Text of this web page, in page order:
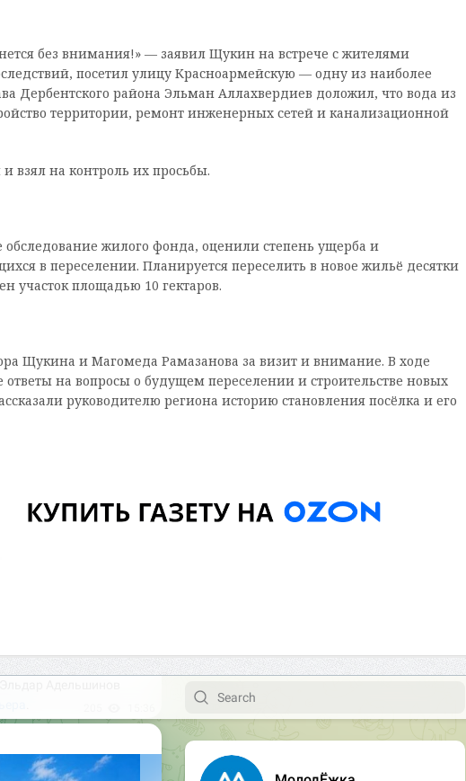
без внимания!» — заявил Щукин на встрече с жителями
посетил улицу Красноармейскую — одну из наиболее
Дербентского района Эльман Аллахвердиев доложил, что вода из
территории, ремонт инженерных сетей и канализационной
на контроль их просьбы.
жилого фонда, оценили степень ущерба и
в переселении. Планируется переселить в новое жильё десятки
участок площадью 10 гектаров.
Щукина и Магомеда Рамазанова за визит и внимание. В ходе
на вопросы о будущем переселении и строительстве новых
руководителю региона историю становления посёлка и его